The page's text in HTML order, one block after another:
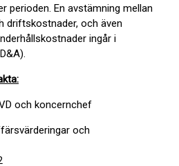
perioden. En avstämning mellan
driftskostnader, och även
ingår i
och koncernchef
och